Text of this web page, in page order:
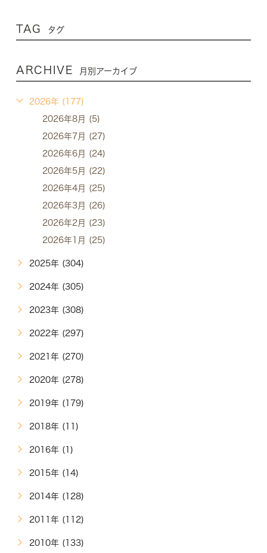
TAG タグ
ARCHIVE 月別アーカイブ
2026年 (177)
2026年8月 (5)
2026年7月 (27)
2026年6月 (24)
2026年5月 (22)
2026年4月 (25)
2026年3月 (26)
2026年2月 (23)
2026年1月 (25)
2025年 (304)
2024年 (305)
2023年 (308)
2022年 (297)
2021年 (270)
2020年 (278)
2019年 (179)
2018年 (11)
2016年 (1)
2015年 (14)
2014年 (128)
2011年 (112)
2010年 (133)